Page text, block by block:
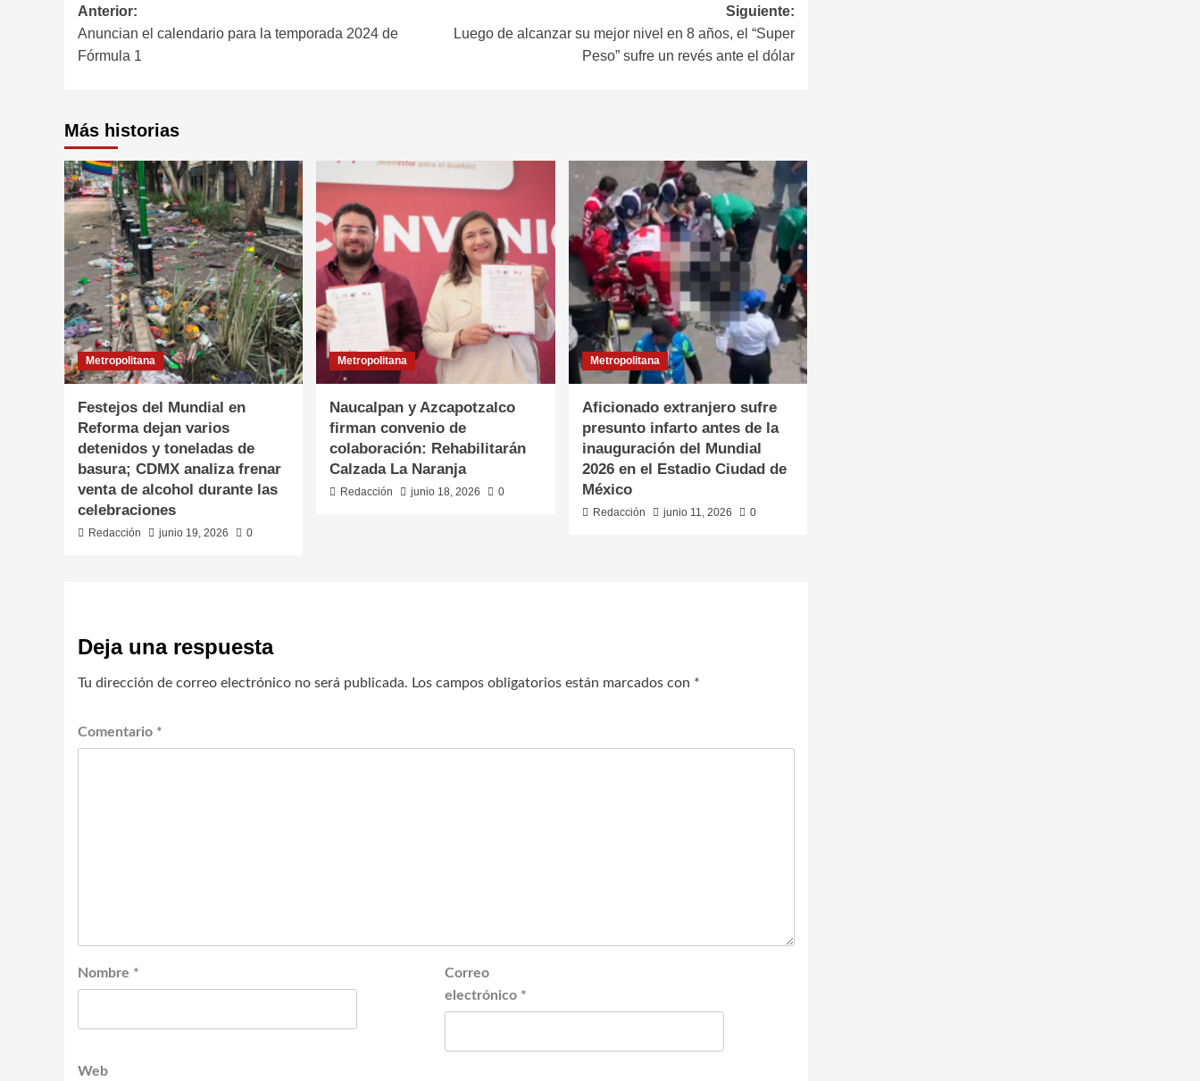
Anterior:
Anuncian el calendario para la temporada 2024 de
Fórmula 1
Siguiente:
Luego de alcanzar su mejor nivel en 8 años, el “Super
Peso” sufre un revés ante el dólar
Más historias
Metropolitana
Festejos del Mundial en
Reforma dejan varios
detenidos y toneladas de
basura; CDMX analiza frenar
venta de alcohol durante las
celebraciones
Redacción junio 19, 2026 0
Metropolitana
Naucalpan y Azcapotzalco
firman convenio de
colaboración: Rehabilitarán
Calzada La Naranja
Redacción junio 18, 2026 0
Metropolitana
Aficionado extranjero sufre
presunto infarto antes de la
inauguración del Mundial
2026 en el Estadio Ciudad de
México
Redacción junio 11, 2026 0
Deja una respuesta
Tu dirección de correo electrónico no será publicada. Los campos obligatorios están marcados con *
Comentario *
Nombre *
Correo
electrónico *
Web